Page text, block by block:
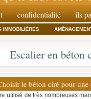
confidentialité ils
IMMOBILIÈRES
Escalier en béton
le béton ciré pour
utilisé de très nombreuses